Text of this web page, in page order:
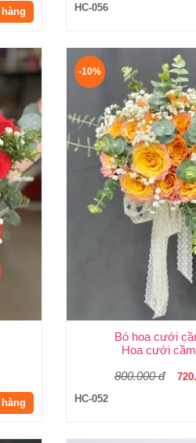
HC-056
-10%
Bó hoa cưới
Hoa cưới
800.000 đ
HC-052